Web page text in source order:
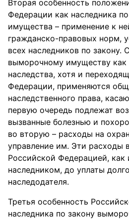
Вторая особенность
Федерации как наследника
имущества – применение к
гражданско-правовых норм,
всех наследников по закону.
выморочному имуществу как
наследства, хотя и
Федерации, применяются
наследственного права,
первую очередь подлежат
вызванные болезнью и
во вторую – расходы на
управление им. Эти расходы
Российской Федерацией,
наследником, до уплаты
наследодателя.
Третья особенность
наследника по закону